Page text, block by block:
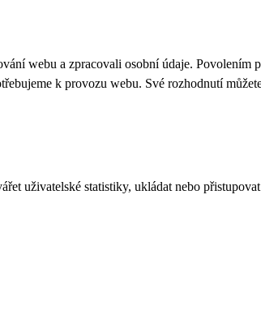
webu a zpracovali osobní údaje. Povolením
k provozu webu. Své rozhodnutí
uživatelské statistiky, ukládat nebo